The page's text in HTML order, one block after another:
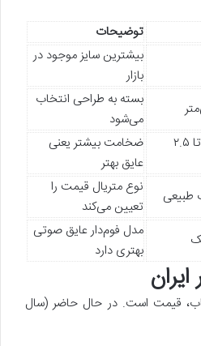
توضیحات
بیشترین سایز موجود در
بازار
بسته به طراحی انتخاب
می‌شود
۱ سانتی‌متر (PVC) تا ۲.۵
ضخامت بیشتر یعنی
عایق بهتر
نوع متریال قیمت را
تعیین می‌کند
مدل فوم‌دار عایق صوتی
بهتری دارد
قیمت است. در حال حاضر (سال